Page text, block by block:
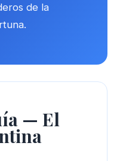
de la
— El